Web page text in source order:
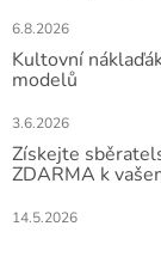
6.8.2026
Kultovní
modelů
3.6.2026
Získejte
ZDARMA k
14.5.2026